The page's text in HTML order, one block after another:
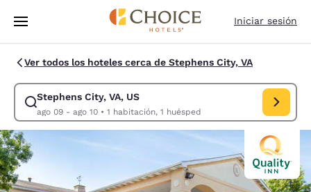
Pasar A Contenido Principal
Iniciar sesión
Ver todos los hoteles cerca de Stephens City, VA
Stephens City, VA, US
ago 09 - ago 10• 1 habitación, 1 huésped
Modificar la búsqueda de Stephens City, VA, US. Fecha de check-in